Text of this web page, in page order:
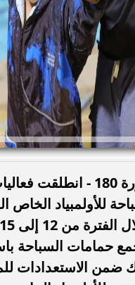
القاهرة - كورة 180 -
حمامات السباحة
ضمن الاستعدادات